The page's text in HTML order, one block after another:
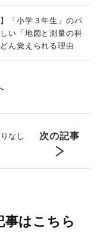
「小学３年生」のパ
い「地図と測量の科
ん覚えられる理由
なし
次の記事
はこちら